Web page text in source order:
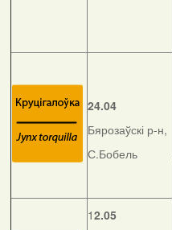
24.04
Бярозаўскі р-н,
С.Бобель
12.05